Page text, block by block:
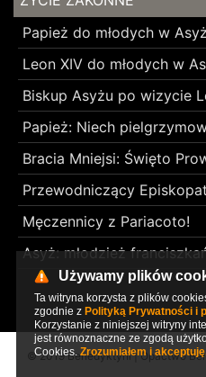
Męczennicy z Pariacoto!
© 2019 Benedyktyni | Opactwo
Używamy plików
Ta witryna korzysta z plików
zgodnie z Polityką Prywatności i
Korzystanie z niniejszej witryny
jest równoznaczne ze zgodą
Cookies. Zrozumiałem i